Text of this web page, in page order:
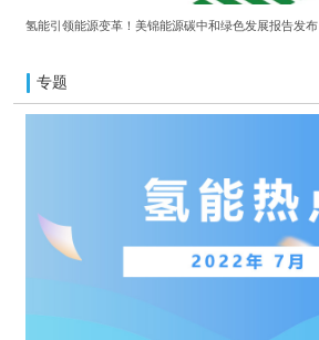
氢能引领能源变革！美锦能源碳中和绿色发展报告发布
专题